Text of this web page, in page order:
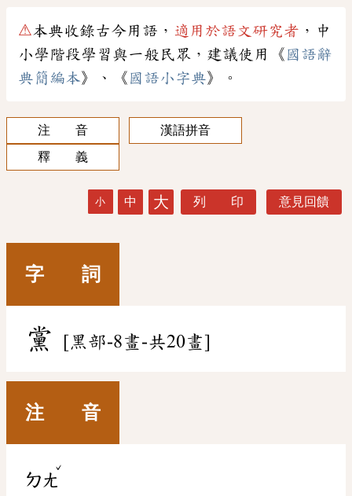
⚠本典收錄古今用語， 適用於語文研究者 ，中
小學階段學習與一般民眾，建議使用《 國語辭
典簡編本》、《 國語小字典》。
注 音
漢語拼音
釋 義
小 中 大 列 印 意見回饋
字 詞
黨 [黑部-8畫-共20畫]
注 音
ㄉㄤ
ˇ